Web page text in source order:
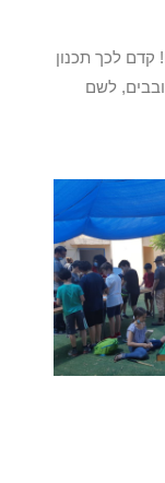
לכך תכנון
לשם